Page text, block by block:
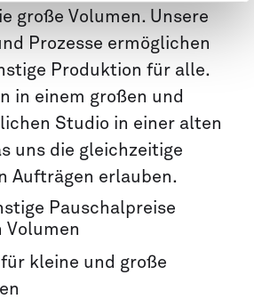
große Volumen. Unsere
Prozesse ermöglichen
Produktion für alle.
in einem großen und
Studio in einer alten
uns die gleichzeitige
Aufträgen erlauben.
Pauschalpreise
Volumen
kleine und große